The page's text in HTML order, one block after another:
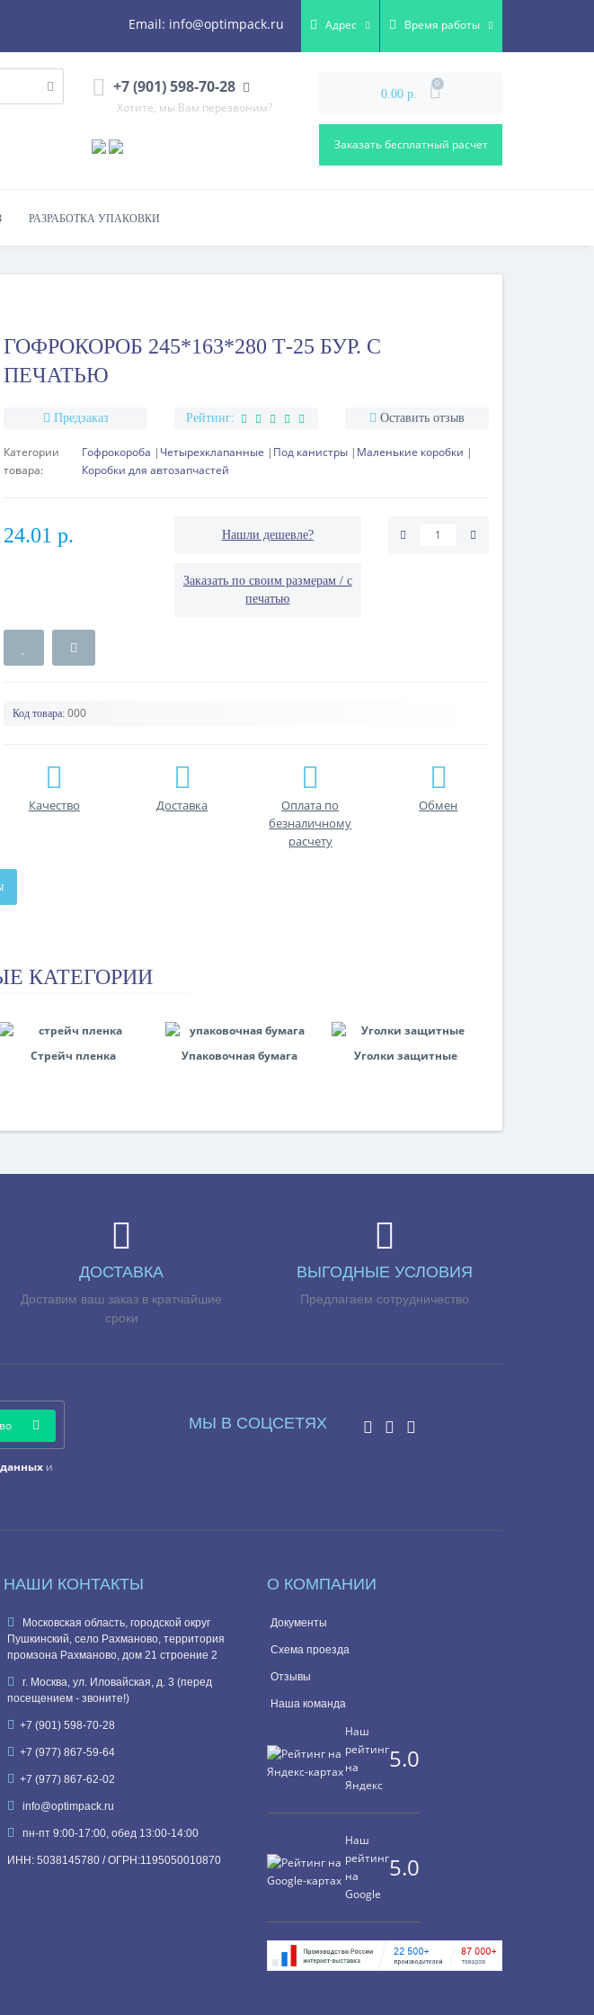
Email: info@optimpack.ru Адрес Время работы
+7 (901) 598-70-28
Хотите, мы Вам перезвоним?
0.00 р.
0
Заказать бесплатный расчет
РАЗРАБОТКА УПАКОВКИ
ГОФРОКОРОБ 245*163*280 Т-25 БУР. С
ПЕЧАТЬЮ
Предзаказ Рейтинг: Оставить отзыв
Категории
товара:
Гофрокороба Четырехклапанные Под канистры
Маленькие коробки
Коробки для автозапчастей
24.01 р. Нашли дешевле?
Заказать по своим размерам / с
печатью
Код товара: 000
Качество Доставка
Оплата по
безналичному
расчету
Обмен
КАТЕГОРИИ
Стрейч пленка Упаковочная бумага Уголки защитные
ДОСТАВКА
Доставим ваш заказ в кратчайшие
сроки
ВЫГОДНЫЕ УСЛОВИЯ
Предлагаем сотрудничество
и
МЫ В СОЦСЕТЯХ
НАШИ КОНТАКТЫ
Московская область, городской округ
Пушкинский, село Рахманово, территория
промзона Рахманово, дом 21 строение 2
г. Москва, ул. Иловайская, д. 3 (перед
посещением - звоните!)
+7 (901) 598-70-28
+7 (977) 867-59-64
+7 (977) 867-62-02
info@optimpack.ru
пн-пт 9:00-17:00, обед 13:00-14:00
ИНН: 5038145780 / ОГРН:1195050010870
О КОМПАНИИ
Документы
Схема проезда
Отзывы
Наша команда
Наш
рейтинг
на
Яндекс
5.0
Наш
рейтинг
на
Google
5.0